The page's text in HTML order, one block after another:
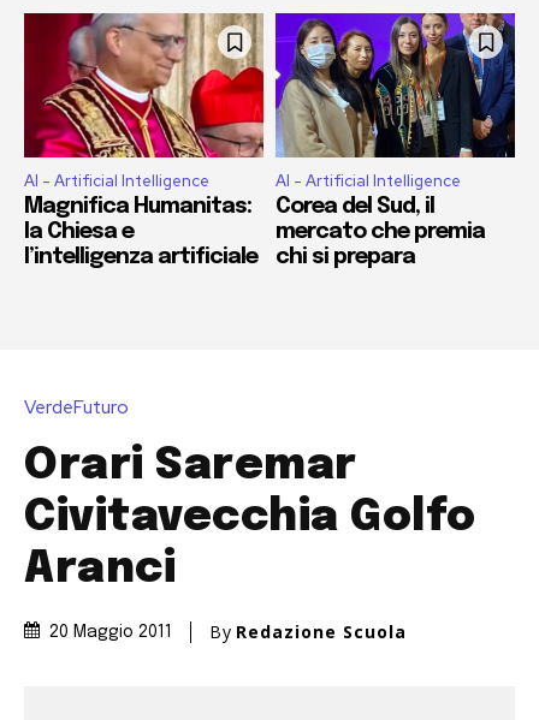
AI - Artificial Intelligence
Magnifica Humanitas:
la Chiesa e
l’intelligenza artificiale
AI - Artificial Intelligence
Corea del Sud, il
mercato che premia
chi si prepara